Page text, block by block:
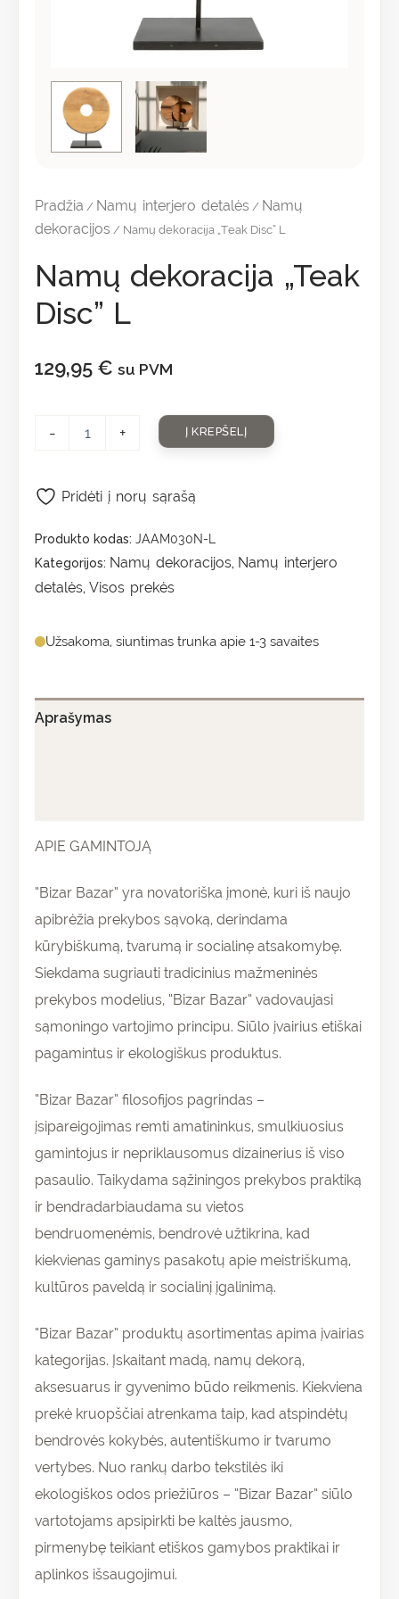
Pradžia / Namų interjero detalės / Namų
dekoracijos / Namų dekoracija „Teak Disc” L
Namų dekoracija „Teak
Disc” L
129,95 € su PVM
- + Į KREPŠELĮ
Produkto kodas: JAAM030N-L
Kategorijos: Namų dekoracijos, Namų interjero
detalės, Visos prekės
Užsakoma, siuntimas trunka apie 1-3 savaites
Pridėti į norų sąrašą
Aprašymas
APIE GAMINTOJĄ
“Bizar Bazar” yra novatoriška įmonė, kuri iš naujo
apibrėžia prekybos sąvoką, derindama
kūrybiškumą, tvarumą ir socialinę atsakomybę.
Siekdama sugriauti tradicinius mažmeninės
prekybos modelius, “Bizar Bazar” vadovaujasi
sąmoningo vartojimo principu. Siūlo įvairius etiškai
pagamintus ir ekologiškus produktus.
“Bizar Bazar” filosofijos pagrindas –
įsipareigojimas remti amatininkus, smulkiuosius
gamintojus ir nepriklausomus dizainerius iš viso
pasaulio. Taikydama sąžiningos prekybos praktiką
ir bendradarbiaudama su vietos
bendruomenėmis, bendrovė užtikrina, kad
kiekvienas gaminys pasakotų apie meistriškumą,
kultūros paveldą ir socialinį įgalinimą.
“Bizar Bazar” produktų asortimentas apima įvairias
kategorijas. Įskaitant madą, namų dekorą,
aksesuarus ir gyvenimo būdo reikmenis. Kiekviena
prekė kruopščiai atrenkama taip, kad atspindėtų
bendrovės kokybės, autentiškumo ir tvarumo
vertybes. Nuo rankų darbo tekstilės iki
ekologiškos odos priežiūros – “Bizar Bazar” siūlo
vartotojams apsipirkti be kaltės jausmo,
pirmenybę teikiant etiškos gamybos praktikai ir
aplinkos išsaugojimui.